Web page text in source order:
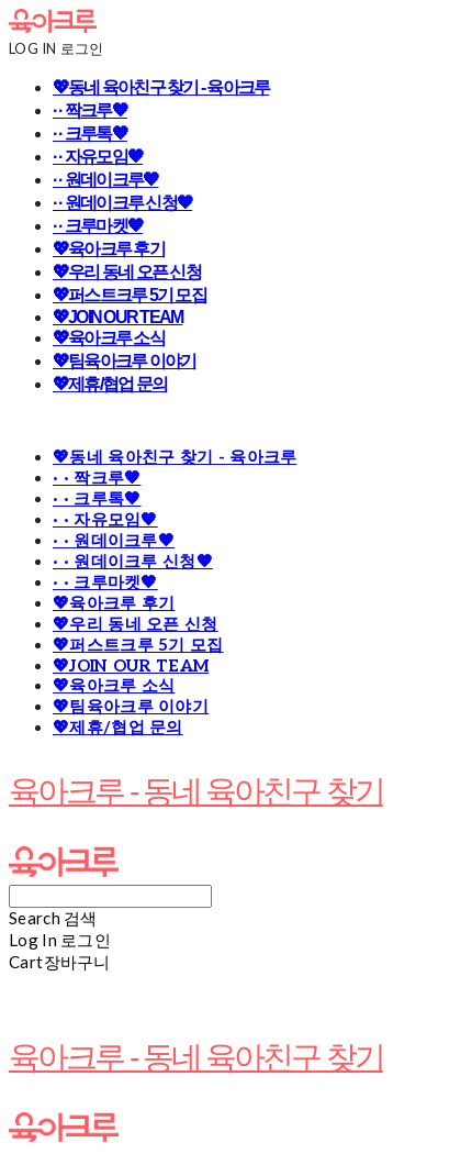
LOG IN 로그인
💖동네 육아친구 찾기 - 육아크루
· · 짝크루🧡
· · 크루톡🧡
· · 자유모임🧡
· · 원데이크루🧡
· · 원데이크루 신청🧡
· · 크루마켓🧡
💖육아크루 후기
💖우리 동네 오픈 신청
💖퍼스트크루 5기 모집
💖JOIN OUR TEAM
💖육아크루 소식
💖팀육아크루 이야기
💖제휴/협업 문의
💖동네 육아친구 찾기 - 육아크루
· · 짝크루🧡
· · 크루톡🧡
· · 자유모임🧡
· · 원데이크루🧡
· · 원데이크루 신청🧡
· · 크루마켓🧡
💖육아크루 후기
💖우리 동네 오픈 신청
💖퍼스트크루 5기 모집
💖JOIN OUR TEAM
💖육아크루 소식
💖팀육아크루 이야기
💖제휴/협업 문의
육아크루 - 동네 육아친구 찾기
Search 검색
Log In 로그인
Cart장바구니
육아크루 - 동네 육아친구 찾기